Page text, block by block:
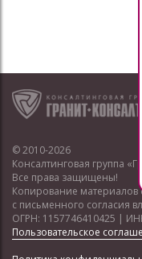
© 2010-2026
Консалтинговая группа
Все права защищены!
Копирование материалов
с письменного согласия
ОГРН: 1157746410425 |
Пользовательское